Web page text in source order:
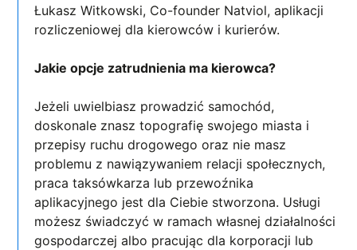
Łukasz Witkowski, Co-founder Natviol, aplikacji
rozliczeniowej dla kierowców i kurierów.
Jakie opcje zatrudnienia ma kierowca?
Jeżeli uwielbiasz prowadzić samochód,
doskonale znasz topografię swojego miasta i
przepisy ruchu drogowego oraz nie masz
problemu z nawiązywaniem relacji społecznych,
praca taksówkarza lub przewoźnika
aplikacyjnego jest dla Ciebie stworzona. Usługi
możesz świadczyć w ramach własnej działalności
gospodarczej albo pracując dla korporacji lub